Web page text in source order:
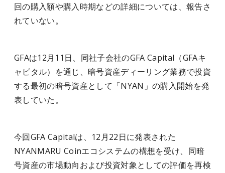
回の購入額や購入時期などの詳細については、報告さ
れていない。
GFAは12月11日、同社子会社のGFA Capital（GFAキ
ャピタル）を通じ、暗号資産ディーリング業務で投資
する最初の暗号資産として「NYAN」の購入開始を発
表していた。
今回GFA Capitalは、12月22日に発表された
NYANMARU Coinエコシステムの構想を受け、同暗
号資産の市場動向および投資対象としての評価を再検